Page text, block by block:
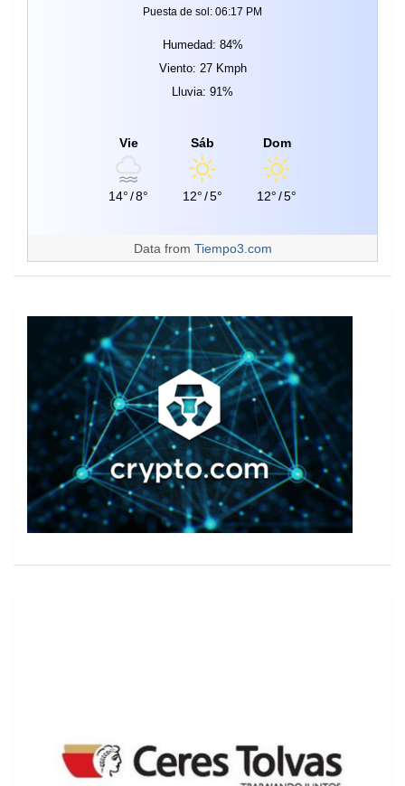
Puesta de sol: 06:17 PM
Humedad: 84%
Viento: 27 Kmph
Lluvia: 91%
Vie
14°/8°
Sáb
12°/5°
Dom
12°/5°
Data from Tiempo3.com